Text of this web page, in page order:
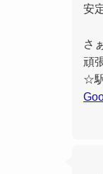
安
さ
頑
☆